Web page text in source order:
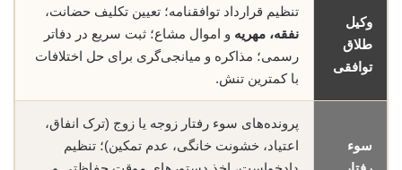
وکیل
طلاق
توافقی
تنظیم قرارداد توافقنامه؛ تعیین تکلیف حضانت،
نفقه، مهریه و اموال مشاع؛ ثبت سریع در دفاتر
رسمی؛ مذاکره و میانجی‌گری برای حل اختلافات
با کمترین تنش.
سوء
پرونده‌های سوء رفتار زوجه یا زوج (ترک انفاق،
اعتیاد، خشونت خانگی، عدم تمکین)؛ تنظیم